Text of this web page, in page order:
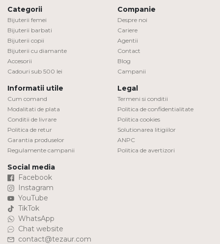
Categorii
Bijuterii femei
Bijuterii barbati
Bijuterii copii
Bijuterii cu diamante
Accesorii
Cadouri sub 500 lei
Companie
Despre noi
Cariere
Agentii
Contact
Blog
Campanii
Informatii utile
Cum comand
Modalitati de plata
Conditii de livrare
Politica de retur
Garantia produselor
Regulamente campanii
Legal
Termeni si conditii
Politica de confidentialitate
Politica cookies
Solutionarea litigiilor
ANPC
Politica de avertizori
Social media
Facebook
Instagram
YouTube
TikTok
WhatsApp
Chat website
contact@tezaur.com